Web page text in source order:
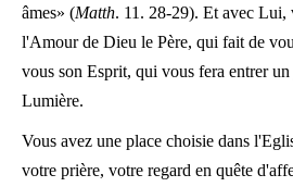
âmes» (Matth. 11. 28-29). Et avec Lui,
l'Amour de Dieu le Père, qui fait de
vous son Esprit, qui vous fera entrer
Lumière.
Vous avez une place choisie dans
votre prière, votre regard en quête